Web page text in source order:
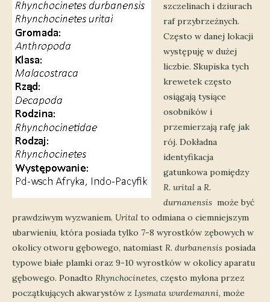
szczelinach i dziurach
raf przybrzeżnych.
Często w danej lokacji
występuję w dużej
liczbie. Skupiska tych
krewetek często
osiągają tysiące
osobników i
przemierzają rafę jak
rój. Dokładna
identyfikacja
gatunkowa pomiędzy
R. urital a R.
durnanensis może być
prawdziwym wyzwaniem. Urital to odmiana o ciemniejszym
ubarwieniu, która posiada tylko 7-8 wyrostków zębowych w
okolicy otworu gębowego, natomiast R. durbanensis posiada
typowe białe plamki oraz 9-10 wyrostków w okolicy aparatu
gębowego. Ponadto Rhynchocinetes, często mylona przez
początkujących akwarystów z Lysmata wurdemanni, może